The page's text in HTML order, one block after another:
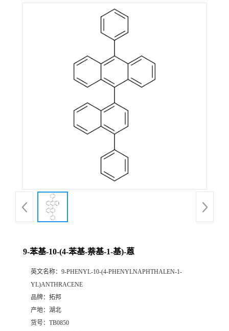
9-苯基-10-(4-苯基-萘基-1-基)-蒽
英文名称： 9-PHENYL-10-(4-PHENYLNAPHTHALEN-1-
YL)ANTHRACENE
品牌： 拓邦
产地： 湖北
货号： TB0850